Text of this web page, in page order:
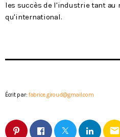
les succès de l'industrie tant au
qu'international.
Écrit par:fabrice.giroud@gmail.com
email